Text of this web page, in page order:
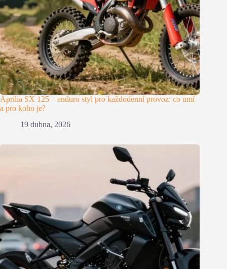
Aprilia SX 125 – enduro styl pro každodenní provoz: co umí
a pro koho je?
19 dubna, 2026